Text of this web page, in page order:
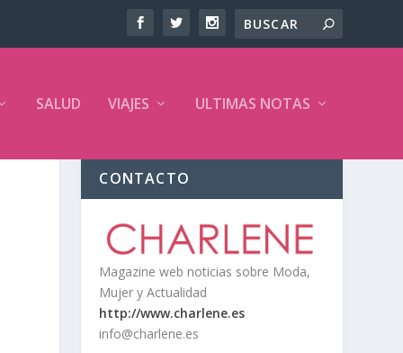
SALUD VIAJES ULTIMAS NOTAS
CONTACTO
Magazine web noticias sobre Moda,
Mujer y Actualidad
http://www.charlene.es
info@charlene.es